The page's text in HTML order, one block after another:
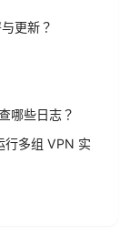
更新？
哪些日志？
行多组 VPN 实